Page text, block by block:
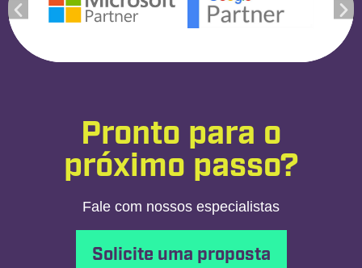
Pronto para o
próximo passo?
Fale com nossos especialistas
Solicite uma proposta